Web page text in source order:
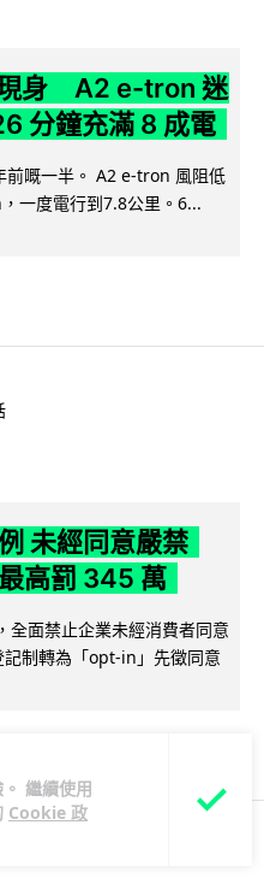
繼續使用
Cookie 政
身 A2 e-tron 迷
分鐘充滿 8 成電
嘅一半。 A2 e-tron 風阻低
一度電行到7.8公里。6...
未經同意嚴禁
高罰 345 萬
全面禁止企業未經消費者同意
制轉為「opt-in」先徵同意